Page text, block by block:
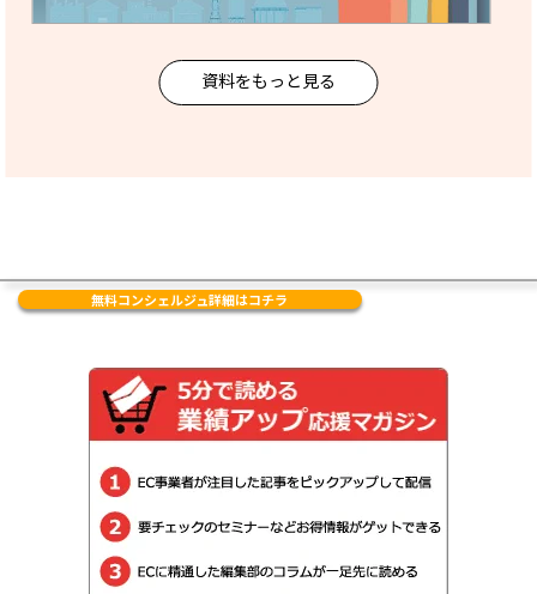
資料をもっと見る
無料コンシェルジュ詳細はコチラ